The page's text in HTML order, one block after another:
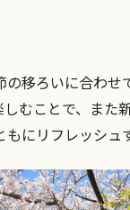
移ろいに合わ
むことで、また
にリフレッシュ